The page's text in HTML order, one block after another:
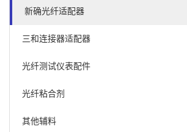
新确光纤适配器
三和连接器适配器
光纤测试仪表配件
光纤粘合剂
其他辅料